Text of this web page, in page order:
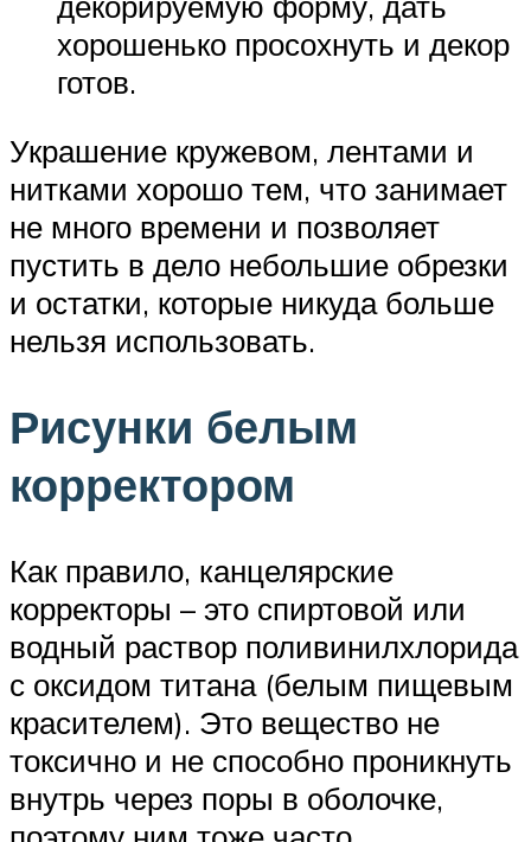
хорошенько просохнуть и декор
готов.
Украшение кружевом, лентами и
нитками хорошо тем, что занимает
не много времени и позволяет
пустить в дело небольшие обрезки
и остатки, которые никуда больше
нельзя использовать.
Рисунки белым
корректором
Как правило, канцелярские
корректоры – это спиртовой или
водный раствор поливинилхлорида
с оксидом титана (белым пищевым
красителем). Это вещество не
токсично и не способно проникнуть
внутрь через поры в оболочке,